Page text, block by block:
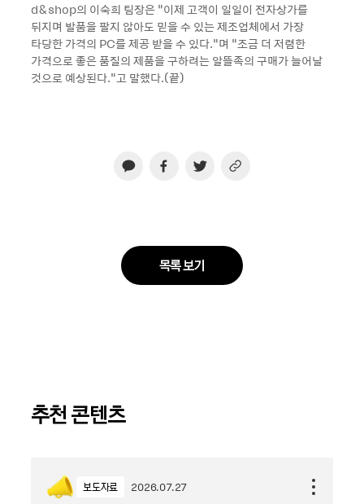
d&shop의 이숙희 팀장은 “이제 고객이 일일이 전자상가를
뒤지며 발품을 팔지 않아도 믿을 수 있는 제조업체에서 가장
타당한 가격의 PC를 제공 받을 수 있다.”며 “조금 더 저렴한
가격으로 좋은 품질의 제품을 구하려는 알뜰족의 구매가 늘어날
것으로 예상된다.”고 말했다.(끝)
목록 보기
추천 콘텐츠
보도자료 2026.07.27